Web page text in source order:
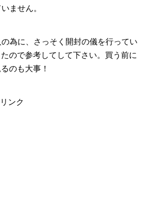
ません。
為に、さっそく開封の儀を行ってい
ので参考してして下さい。買う前に
のも大事！
ンク